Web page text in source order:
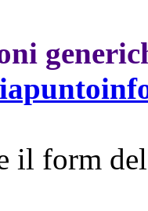
il form